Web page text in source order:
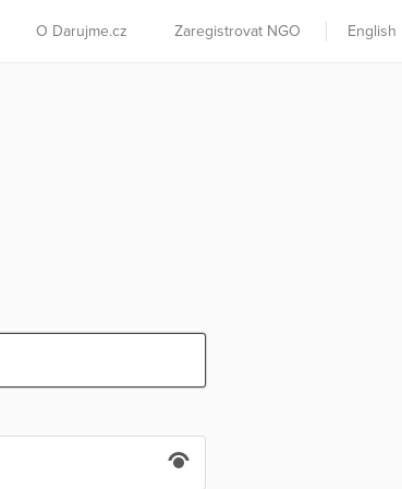
O Darujme.cz Zaregistrovat NGO English